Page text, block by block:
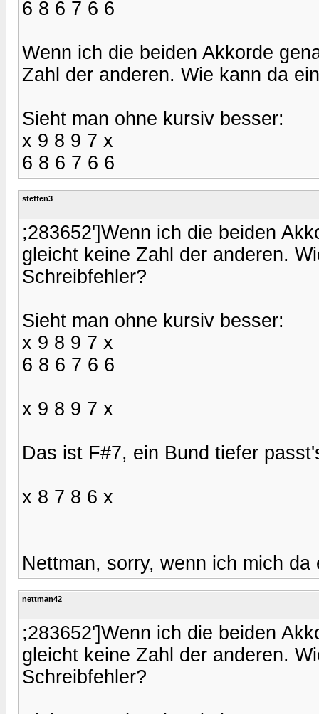
6 8 6 7 6 6
Wenn ich die beiden Akkorde
Zahl der anderen. Wie kann da
Sieht man ohne kursiv besser:
x 9 8 9 7 x
6 8 6 7 6 6
steffen3
;283652']Wenn ich die beiden
gleicht keine Zahl der anderen.
Schreibfehler?
Sieht man ohne kursiv besser:
x 9 8 9 7 x
6 8 6 7 6 6
x 9 8 9 7 x
Das ist F#7, ein Bund tiefer
x 8 7 8 6 x
Nettman, sorry, wenn ich mich da
nettman42
;283652']Wenn ich die beiden
gleicht keine Zahl der anderen.
Schreibfehler?